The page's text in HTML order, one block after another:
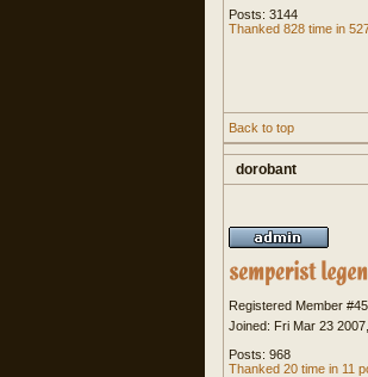
Posts: 3144
Thanked 828 time in
Back to top
dorobant
Registered Member
Joined: Fri Mar 23
Posts: 968
Thanked 20 time in 11